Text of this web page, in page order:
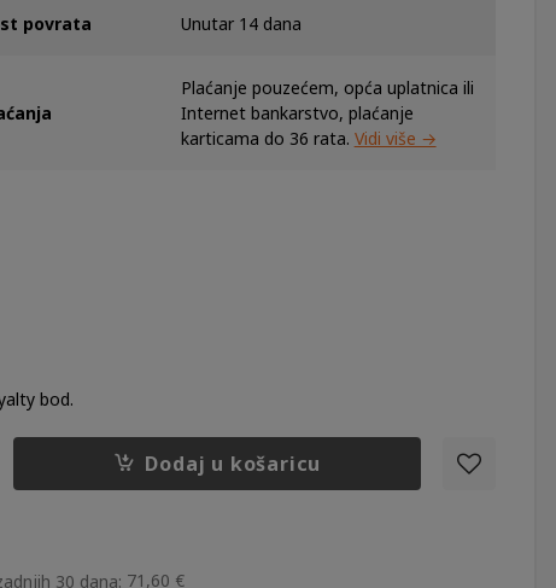
povrata Unutar 14 dana
Plaćanje pouzećem, opća uplatnica ili
Internet bankarstvo, plaćanje
karticama do 36 rata. Vidi više →
bod.
Dodaj u košaricu
30 dana: 71,60 €